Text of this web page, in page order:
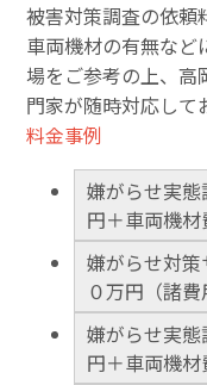
被害対策調査の依頼
車両機材の有無など
場をご参考の上、高
門家が随時対応して
料金事例
嫌がらせ実
円＋車両機材
嫌がらせ対
０万円（諸費
嫌がらせ実
円＋車両機材